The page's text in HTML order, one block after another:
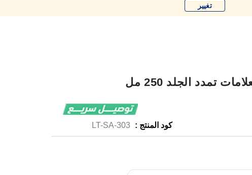
تغيير
تمدد الجلد 250 مل
كود المنتج : LT-SA-303